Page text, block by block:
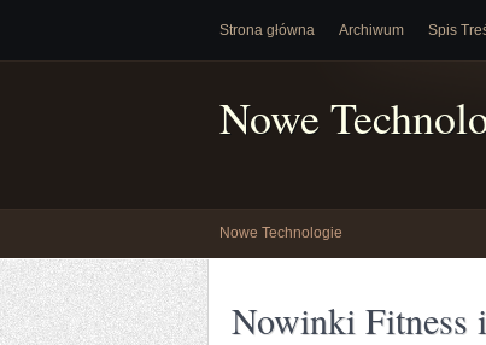
Strona główna Archiwum Spis
Nowe
Nowe Technologie
Nowinki Fitness